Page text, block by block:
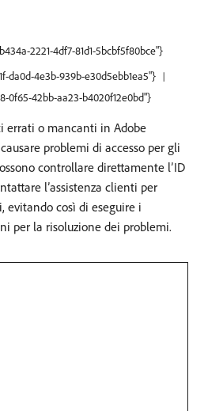
2221-4df7-81d1-5bcbf5f80bce"}
da0d-4e3b-939b-e30d5ebb1ea5"}
0f65-42bb-aa23-b4020f12e0bd"}
errati o mancanti in Adobe
problemi di accesso per gli
controllare direttamente l’ID
l’assistenza clienti per
evitando così di eseguire i
per la risoluzione dei problemi.